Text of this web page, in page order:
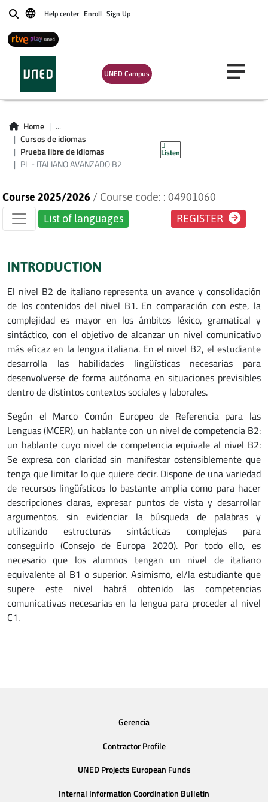
BuscarHelp center Enroll Sign Up
UNED Campus
Home
...
Cursos de idiomas
Prueba libre de idiomas
PL - ITALIANO AVANZADO B2
Listen
Certificate Exams
(for students not
enroled in CUID
courses) - PL -
ITALIANO
AVANZADO B2
Course 2025/2026 / Course code: : 04901060
List of languages
REGISTER
INTRODUCTION
El nivel B2 de italiano representa un avance y consolidación
de los contenidos del nivel B1. En comparación con este, la
complejidad es mayor en los ámbitos léxico, gramatical y
sintáctico, con el objetivo de alcanzar un nivel comunicativo
más eficaz en la lengua italiana. En el nivel B2, el estudiante
desarrolla las habilidades lingüísticas necesarias para
desenvolverse de forma autónoma en situaciones previsibles
dentro de distintos contextos sociales y laborales.
Según el Marco Común Europeo de Referencia para las
Lenguas (MCER), un hablante con un nivel de competencia B2:
un hablante cuyo nivel de competencia equivale al nivel B2:
Se expresa con claridad sin manifestar ostensiblemente que
tenga que limitar lo que quiere decir. Dispone de una variedad
de recursos lingüísticos lo bastante amplia como para hacer
descripciones claras, expresar puntos de vista y desarrollar
argumentos, sin evidenciar la búsqueda de palabras y
utilizando estructuras sintácticas complejas para
conseguirlo (Consejo de Europa 2020). Por todo ello, es
necesario que los alumnos tengan un nivel de italiano
equivalente al B1 o superior. Asimismo, el/la estudiante que
supere este nivel habrá obtenido las competencias
comunicativas necesarias en la lengua para proceder al nivel
C1.
Gerencia
Contractor Profile
UNED Projects European Funds
Internal Information Coordination Bulletin